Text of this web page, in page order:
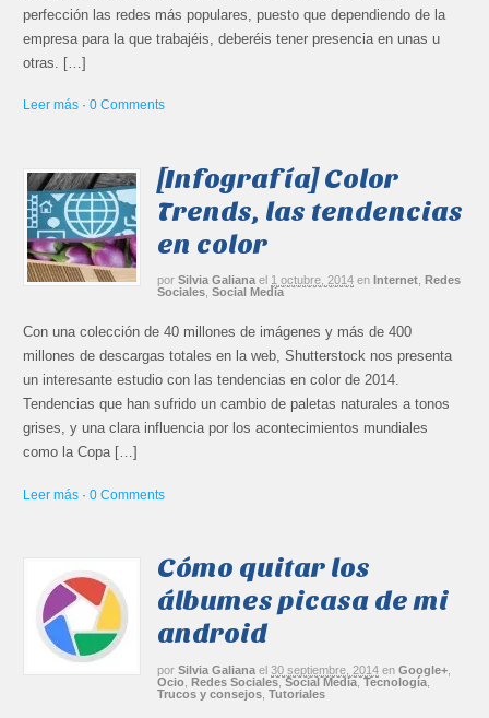
perfección las redes más populares, puesto que dependiendo de la
empresa para la que trabajéis, deberéis tener presencia en unas u
otras. […]
Leer más ·0 Comments
[Infografía] Color
Trends, las tendencias
en color
por Silvia Galiana el 1 octubre, 2014 en Internet
Redes
Sociales ,Social Media
Con una colección de 40 millones de imágenes y más de 400
millones de descargas totales en la web, Shutterstock nos presenta
un interesante estudio con las tendencias en color de 2014.
Tendencias que han sufrido un cambio de paletas naturales a tonos
grises, y una clara influencia por los acontecimientos mundiales
como la Copa […]
Leer más ·0 Comments
Cómo quitar los
álbumes picasa de mi
android
por Silvia Galiana el 30 septiembre, 2014 en Google+
Ocio ,Redes Sociales,Social Media,Tecnología
Trucos y consejos ,Tutoriales